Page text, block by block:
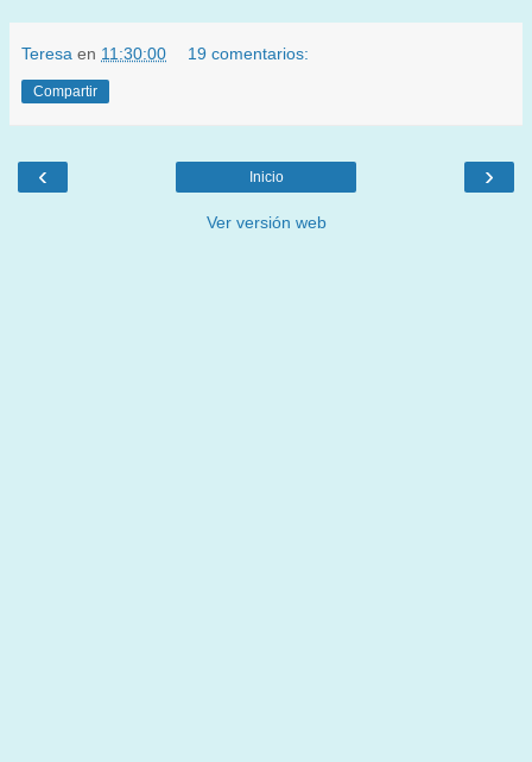
Teresa en 11:30:00 19 comentarios:
Compartir
‹ ›
Inicio
Ver versión web